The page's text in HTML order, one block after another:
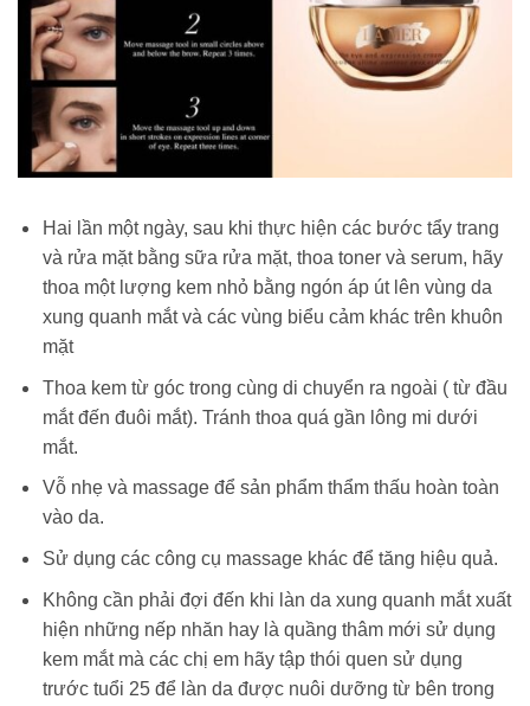
Hai lần một ngày, sau khi thực hiện các bước tẩy trang
và rửa mặt bằng sữa rửa mặt, thoa toner và serum, hãy
thoa một lượng kem nhỏ bằng ngón áp út lên vùng da
xung quanh mắt và các vùng biểu cảm khác trên khuôn
mặt
Thoa kem từ góc trong cùng di chuyển ra ngoài ( từ đầu
mắt đến đuôi mắt). Tránh thoa quá gần lông mi dưới
mắt.
Vỗ nhẹ và massage để sản phẩm thẩm thấu hoàn toàn
vào da.
Sử dụng các công cụ massage khác để tăng hiệu quả.
Không cần phải đợi đến khi làn da xung quanh mắt xuất
hiện những nếp nhăn hay là quầng thâm mới sử dụng
kem mắt mà các chị em hãy tập thói quen sử dụng
trước tuổi 25 để làn da được nuôi dưỡng từ bên trong